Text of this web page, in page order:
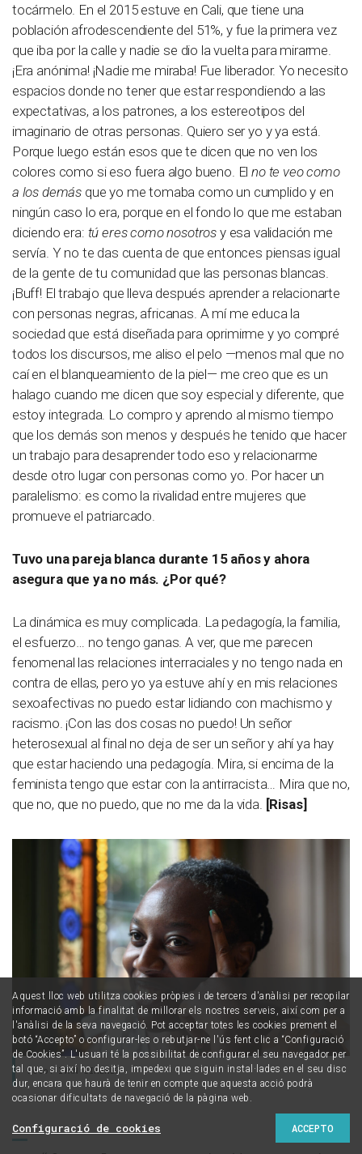
tocármelo. En el 2015 estuve en Cali, que tiene una
población afrodescendiente del 51%, y fue la primera vez
que iba por la calle y nadie se dio la vuelta para mirarme.
¡Era anónima! ¡Nadie me miraba! Fue liberador. Yo necesito
espacios donde no tener que estar respondiendo a las
expectativas, a los patrones, a los estereotipos del
imaginario de otras personas. Quiero ser yo y ya está.
Porque luego están esos que te dicen que no ven los
colores como si eso fuera algo bueno. Elno te veo como
a los demás que yo me tomaba como un cumplido y en
ningún caso lo era, porque en el fondo lo que me estaban
diciendo era: tú eres como nosotros y esa validación me
servía. Y no te das cuenta de que entonces piensas igual
de la gente de tu comunidad que las personas blancas.
¡Buff! El trabajo que lleva después aprender a relacionarte
con personas negras, africanas. A mí me educa la
sociedad que está diseñada para oprimirme y yo compré
todos los discursos, me aliso el pelo —menos mal que no
caí en el blanqueamiento de la piel— me creo que es un
halago cuando me dicen que soy especial y diferente, que
estoy integrada. Lo compro y aprendo al mismo tiempo
que los demás son menos y después he tenido que hacer
un trabajo para desaprender todo eso y relacionarme
desde otro lugar con personas como yo. Por hacer un
paralelismo: es como la rivalidad entre mujeres que
promueve el patriarcado.
Tuvo una pareja blanca durante 15 años y ahora
asegura que ya no más. ¿Por qué?
La dinámica es muy complicada. La pedagogía, la familia,
el esfuerzo… no tengo ganas. A ver, que me parecen
fenomenal las relaciones interraciales y no tengo nada en
contra de ellas, pero yo ya estuve ahí y en mis relaciones
sexoafectivas no puedo estar lidiando con machismo y
racismo. ¡Con las dos cosas no puedo! Un señor
heterosexual al final no deja de ser un señor y ahí ya hay
que estar haciendo una pedagogía. Mira, si encima de la
feminista tengo que estar con la antirracista… Mira que no,
que no, que no puedo, que no me da la vida. [Risas]
Foto: IVAN GIMÉNEZ
Aquest lloc web utilitza cookies pròpies i de tercers d'anàlisi per recopilar
informació amb la finalitat de millorar els nostres serveis, així com per a
l'anàlisi de la seva navegació. Pot acceptar totes les cookies prement el
botó “Accepto” o configurar-les o rebutjar-ne l'ús fent clic a “Configuració
de Cookies”. L'usuari té la possibilitat de configurar el seu navegador per
tal que, si així ho desitja, impedexi que siguin instal·lades en el seu disc
dur, encara que haurà de tenir en compte que aquesta acció podrà
ocasionar dificultats de navegació de la pàgina web.
ACCEPTO
Configuració de cookies